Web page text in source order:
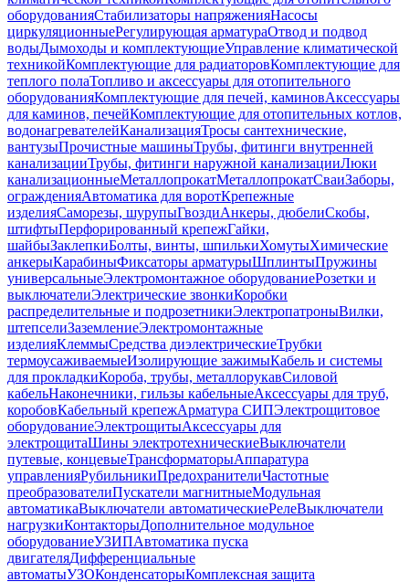
оборудованияСтабилизаторы напряженияНасосы
циркуляционныеРегулирующая арматураОтвод и подвод
водыДымоходы и комплектующиеУправление климатической
техникойКомплектующие для радиаторовКомплектующие для
теплого полаТопливо и аксессуары для отопительного
оборудованияКомплектующие для печей, каминовАксессуары
для каминов, печейКомплектующие для отопительных котлов,
водонагревателейКанализацияТросы сантехнические,
вантузыПрочистные машиныТрубы, фитинги внутренней
канализацииТрубы, фитинги наружной канализацииЛюки
канализационныеМеталлопрокатМеталлопрокатСваиЗаборы,
огражденияАвтоматика для воротКрепежные
изделияСаморезы, шурупыГвоздиАнкеры, дюбелиСкобы,
штифтыПерфорированный крепежГайки,
шайбыЗаклепкиБолты, винты, шпилькиХомутыХимические
анкерыКарабиныФиксаторы арматурыШплинтыПружины
универсальныеЭлектромонтажное оборудованиеРозетки и
выключателиЭлектрические звонкиКоробки
распределительные и подрозетникиЭлектропатроныВилки,
штепселиЗаземлениеЭлектромонтажные
изделияКлеммыСредства диэлектрическиеТрубки
термоусаживаемыеИзолирующие зажимыКабель и системы
для прокладкиКороба, трубы, металлорукавСиловой
кабельНаконечники, гильзы кабельныеАксессуары для труб,
коробовКабельный крепежАрматура СИПЭлектрощитовое
оборудованиеЭлектрощитыАксессуары для
электрощитаШины электротехническиеВыключатели
путевые, концевыеТрансформаторыАппаратура
управленияРубильникиПредохранителиЧастотные
преобразователиПускатели магнитныеМодульная
автоматикаВыключатели автоматическиеРелеВыключатели
нагрузкиКонтакторыДополнительное модульное
оборудованиеУЗИПАвтоматика пуска
двигателяДифференциальные
автоматыУЗОКонденсаторыКомплексная защита